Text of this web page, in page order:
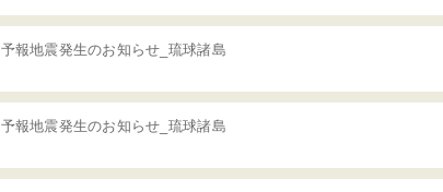
予報地震発生のお知らせ_琉球諸島
予報地震発生のお知らせ_琉球諸島